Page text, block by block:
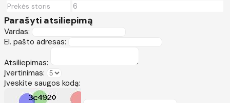
Prekės storis 6
Parašyti atsiliepimą
Vardas:
El. pašto adresas:
Atsiliepimas:
Įvertinimas:
Įveskite saugos kodą: